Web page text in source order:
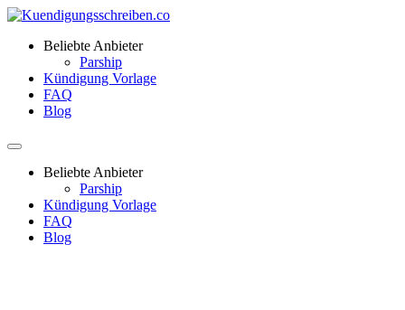
Beliebte Anbieter
Parship
Kündigung Vorlage
FAQ
Blog
Beliebte Anbieter
Parship
Kündigung Vorlage
FAQ
Blog